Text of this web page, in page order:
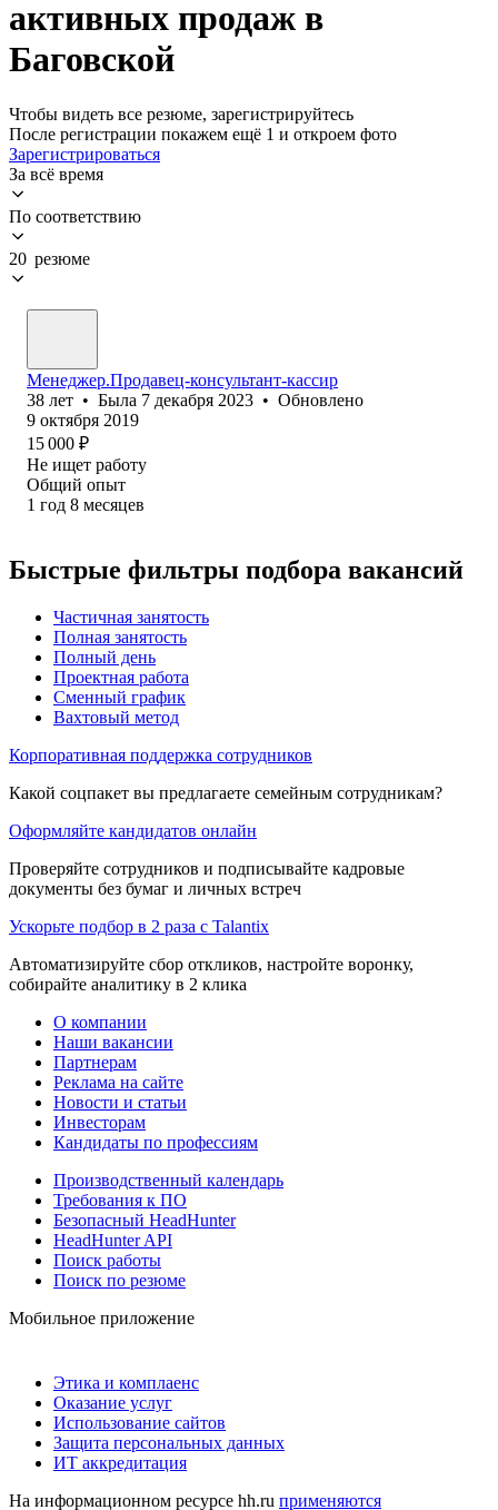
активных продаж в
Баговской
Чтобы видеть все резюме, зарегистрируйтесь
После регистрации покажем ещё 1 и откроем фото
Зарегистрироваться
За всё время
По соответствию
20 резюме
Менеджер.Продавец-консультант-кассир
38 лет • Была 7 декабря 2023 • Обновлено
9 октября 2019
15 000 ₽
Не ищет работу
Общий опыт
1 год 8 месяцев
Быстрые фильтры подбора вакансий
Частичная занятость
Полная занятость
Полный день
Проектная работа
Сменный график
Вахтовый метод
Корпоративная поддержка сотрудников
Какой соцпакет вы предлагаете семейным сотрудникам?
Оформляйте кандидатов онлайн
Проверяйте сотрудников и подписывайте кадровые
документы без бумаг и личных встреч
Ускорьте подбор в 2 раза с Talantix
Автоматизируйте сбор откликов, настройте воронку,
собирайте аналитику в 2 клика
О компании
Наши вакансии
Партнерам
Реклама на сайте
Новости и статьи
Инвесторам
Кандидаты по профессиям
Производственный календарь
Требования к ПО
Безопасный HeadHunter
HeadHunter API
Поиск работы
Поиск по резюме
Мобильное приложение
Этика и комплаенс
Оказание услуг
Использование сайтов
Защита персональных данных
ИТ аккредитация
На информационном ресурсе hh.ru применяются